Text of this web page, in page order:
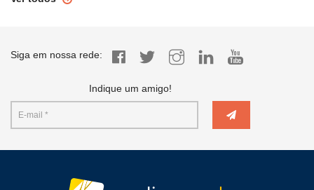
Siga em nossa rede:
Indique um amigo!